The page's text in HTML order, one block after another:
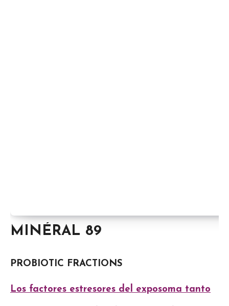
MINÉRAL 89
PROBIOTIC FRACTIONS
Los factores estresores del exposoma tanto